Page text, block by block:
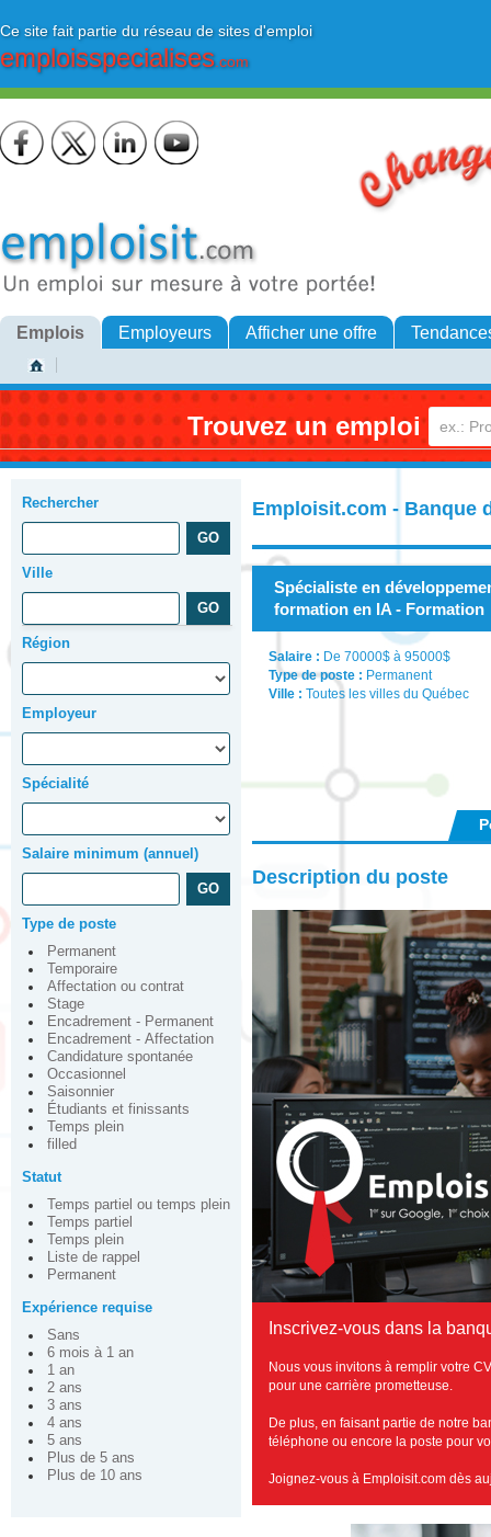
Ce site fait partie du réseau de sites d'emploi
emploisspecialises.com
Emplois Employeurs Afficher une offre
Trouvez un emploi
Rechercher
Ville
Région
Employeur
Spécialité
Salaire minimum (annuel)
Type de poste
Permanent
Temporaire
Affectation ou contrat
Stage
Encadrement - Permanent
Encadrement - Affectation
Candidature spontanée
Occasionnel
Saisonnier
Étudiants et finissants
Temps plein
filled
Statut
Temps partiel ou temps plein
Temps partiel
Temps plein
Liste de rappel
Permanent
Expérience requise
Sans
6 mois à 1 an
1 an
2 ans
3 ans
4 ans
5 ans
Plus de 5 ans
Plus de 10 ans
Emploisit.com - Banque
Spécialiste en
formation en IA - Formation
Salaire : De 70000$ à 95000$
Type de poste : Permanent
Ville : Toutes les villes du Québec
Description du poste
Inscrivez-vous dans la
Nous vous invitons à remplir votre
pour une carrière prometteuse.
De plus, en faisant partie de notre
téléphone ou encore la poste pour
Joignez-vous à Emploisit.com dès